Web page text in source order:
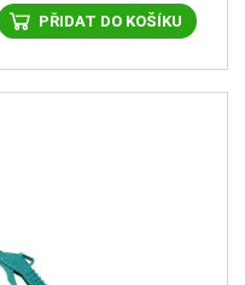
PŘIDAT DO KOŠÍKU